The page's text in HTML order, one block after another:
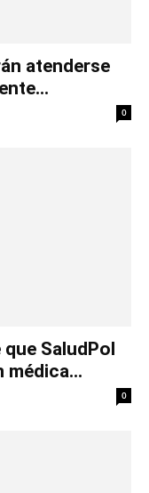
atenderse
0
SaludPol
médica...
0